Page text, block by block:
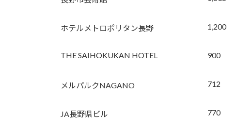
ホテルメトロポリタン長野
1,200
THE SAIHOKUKAN HOTEL
900
メルパルクNAGANO
712
JA長野県ビル
770